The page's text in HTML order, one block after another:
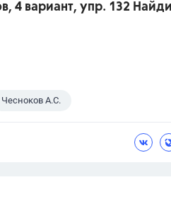
4 вариант, упр. 132
Чесноков А.С.